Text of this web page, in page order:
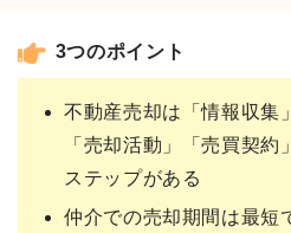
3つのポイント
不動産売却は「情報収集
「売却活動」「売買契
ステップがある
仲介での売却期間は最短